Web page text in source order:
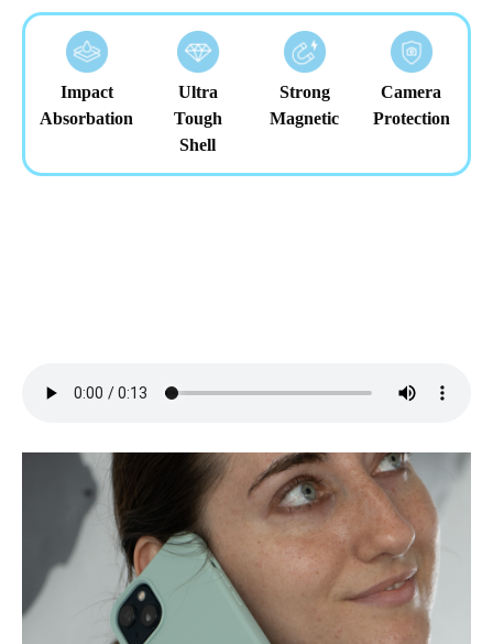
Impact
Absorbation
Ultra
Tough
Shell
Strong
Magnetic
Camera
Protection